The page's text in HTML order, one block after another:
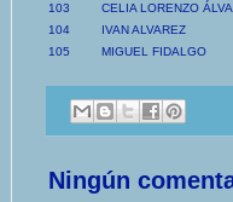
103
CELIA LORENZO
104
IVAN ALVAREZ
105
MIGUEL FIDALGO
Ningún